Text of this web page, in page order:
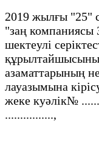
2019 жылғы "25"
"заң компаниясы
шектеулі
азаматтарының
лауазымына
жеке куәлік№
................,